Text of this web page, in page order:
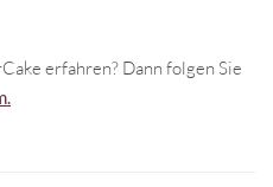
erfahren? Dann folgen Sie